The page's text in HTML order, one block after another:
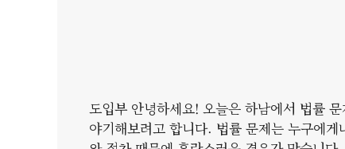
도입부 안녕하세요! 오늘은 하남에서 법률
야기해보려고 합니다. 법률 문제는 누구에